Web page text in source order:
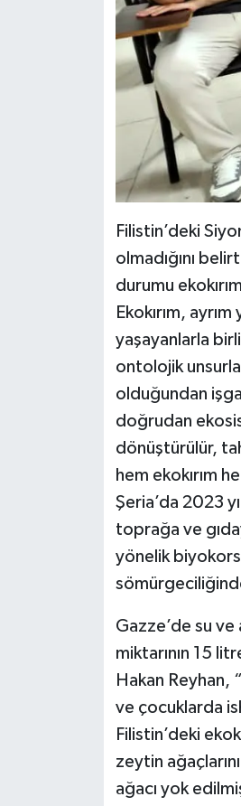
Filistin’deki
olmadığını
durumu
Ekokırım,
yaşayanlarla
ontolojik
olduğundan
doğrudan
dönüştürülür,
hem ekokırım
Şeria’da 2023
toprağa ve
yönelik
Gazze’de su ve
miktarının 15
Hakan
ve çocuklarda
Filistin’deki
zeytin
ağacı yok